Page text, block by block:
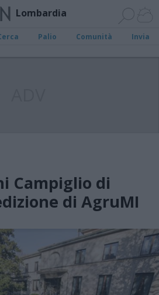
Lombardia
Palio Comunità Invia
Campiglio di
di AgruMI